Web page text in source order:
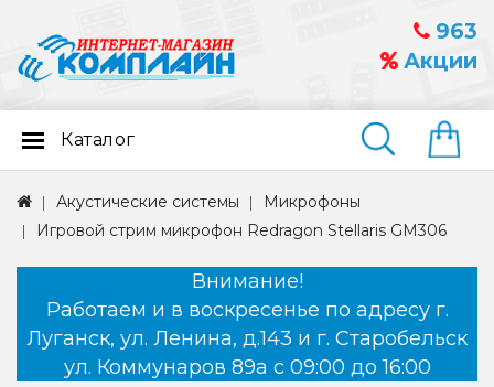
963
Акции
Найти
Каталог
Акустические системы
Микрофоны
Игровой стрим микрофон Redragon Stellaris GM306
Внимание!
Работаем и в воскресенье по адресу г.
Луганск, ул. Ленина, д.143 и г. Старобельск
ул. Коммунаров 89а с 09:00 до 16:00